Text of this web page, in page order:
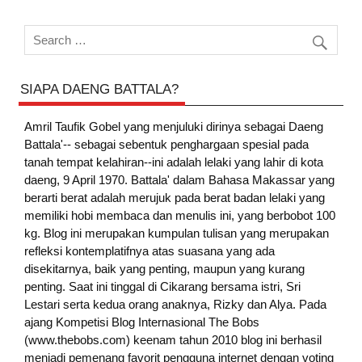
SIAPA DAENG BATTALA?
Amril Taufik Gobelyang menjuluki dirinya sebagai Daeng
Battala'-- sebagai sebentuk penghargaan spesial pada
tanah tempat kelahiran--ini adalah lelaki yang lahir di kota
daeng, 9 April 1970. Battala' dalam Bahasa Makassar yang
berarti berat adalah merujuk pada berat badan lelaki yang
memiliki hobi membaca dan menulis ini, yang berbobot 100
kg. Blog ini merupakan kumpulan tulisan yang merupakan
refleksi kontemplatifnya atas suasana yang ada
disekitarnya, baik yang penting, maupun yang kurang
penting. Saat ini tinggal di Cikarang bersama istri, Sri
Lestari serta kedua orang anaknya, Rizky dan Alya. Pada
ajang Kompetisi Blog Internasional The Bobs
(www.thebobs.com) keenam tahun 2010 blog ini berhasil
menjadi pemenang favorit pengguna internet dengan voting